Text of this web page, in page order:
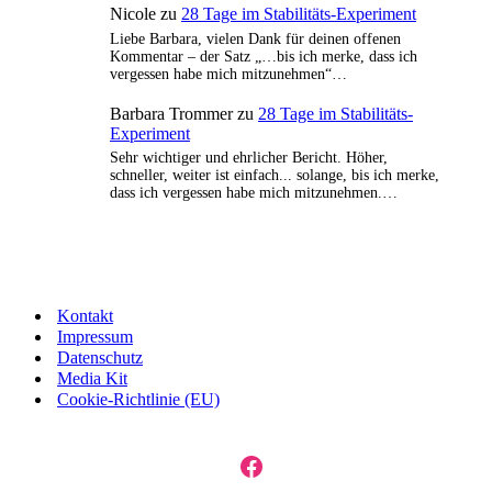
Nicole zu 28 Tage im Stabilitäts-Experiment
Liebe Barbara, vielen Dank für deinen offenen
Kommentar – der Satz „…bis ich merke, dass ich
vergessen habe mich mitzunehmen“…
Barbara Trommerzu 28 Tage im Stabilitäts-
Experiment
Sehr wichtiger und ehrlicher Bericht. Höher,
schneller, weiter ist einfach... solange, bis ich merke,
dass ich vergessen habe mich mitzunehmen.…
Kontakt
Impressum
Datenschutz
Media Kit
Cookie-Richtlinie (EU)
Facebook